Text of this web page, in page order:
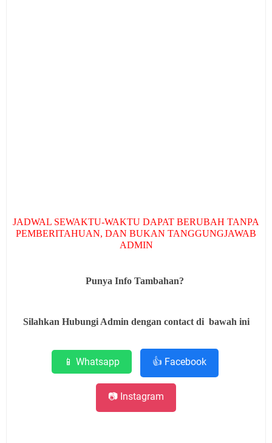
JADWAL SEWAKTU-WAKTU DAPAT BERUBAH TANPA
PEMBERITAHUAN, DAN BUKAN TANGGUNGJAWAB
ADMIN
Punya Info Tambahan?
Silahkan Hubungi Admin dengan contact di bawah ini
📱 Whatsapp 👍 Facebook
📷 Instagram